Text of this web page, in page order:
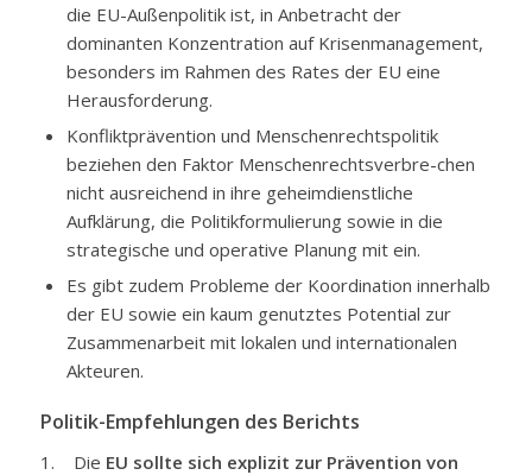
die EU-Außenpolitik ist, in Anbetracht der
dominanten Konzentration auf Krisenmanagement,
besonders im Rahmen des Rates der EU eine
Herausforderung.
Konfliktprävention und Menschenrechtspolitik
beziehen den Faktor Menschenrechtsverbre-chen
nicht ausreichend in ihre geheimdienstliche
Aufklärung, die Politikformulierung sowie in die
strategische und operative Planung mit ein.
Es gibt zudem Probleme der Koordination innerhalb
der EU sowie ein kaum genutztes Potential zur
Zusammenarbeit mit lokalen und internationalen
Akteuren.
Politik-Empfehlungen des Berichts
1. Die EU sollte sich explizit zur Prävention von